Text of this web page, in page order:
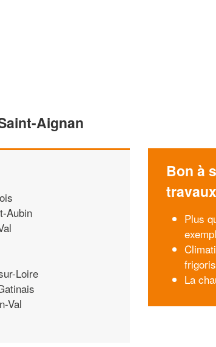
Aignan
Aubin
Loire
Val
Bon à
travaux
Plus
La